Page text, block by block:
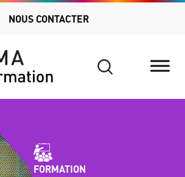
NOUS CONTACTER
Search
FORMATION